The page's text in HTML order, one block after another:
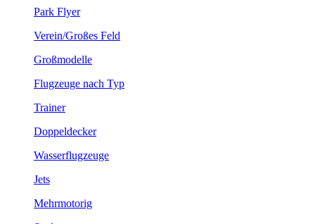
Park Flyer
Verein/Großes Feld
Großmodelle
Flugzeuge nach Typ
Trainer
Doppeldecker
Wasserflugzeuge
Jets
Mehrmotorig